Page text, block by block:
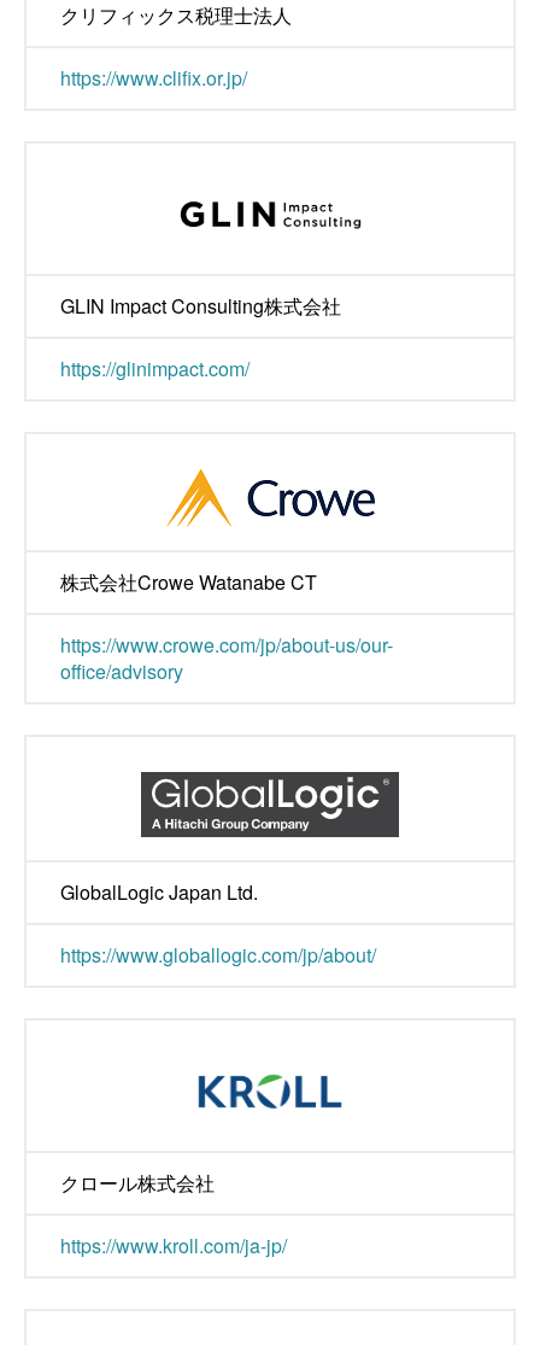
クリフィックス税理士法人
https://www.clifix.or.jp/
GLIN Impact Consulting株式会社
https://glinimpact.com/
株式会社Crowe Watanabe CT
https://www.crowe.com/jp/about-us/our-
office/advisory
GlobalLogic Japan Ltd.
https://www.globallogic.com/jp/about/
クロール株式会社
https://www.kroll.com/ja-jp/